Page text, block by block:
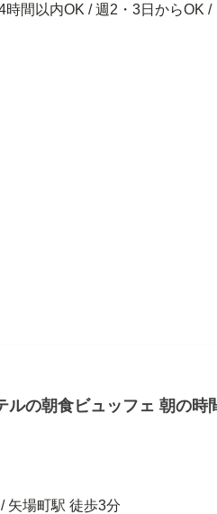
時間以内OK / 週2・3日からOK /
ルの朝食ビュッフェ 朝の時
矢場町駅 徒歩3分